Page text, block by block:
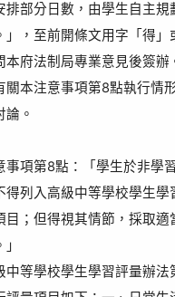
排部分日數，由學生自主規
」，至前開條文用字「得」
本府法制局專業意見後簽辦
關本注意事項第8點執行情
論。
事項第8點：「學生於非學
得列入高級中等學校學生學
目；但得視其情節，採取適
中等學校學生學習評量辦法